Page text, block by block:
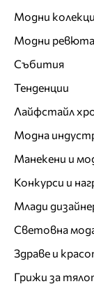
Модни
Модни ревюта
Събития
Тенденции
Лайфстайл
Модна
Манекени и
Конкурси и
Млади
Световна
Здраве и
Грижи за